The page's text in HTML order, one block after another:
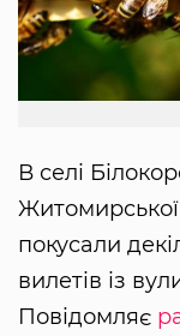
В селі
покусали
вилетів із
Повідомляє